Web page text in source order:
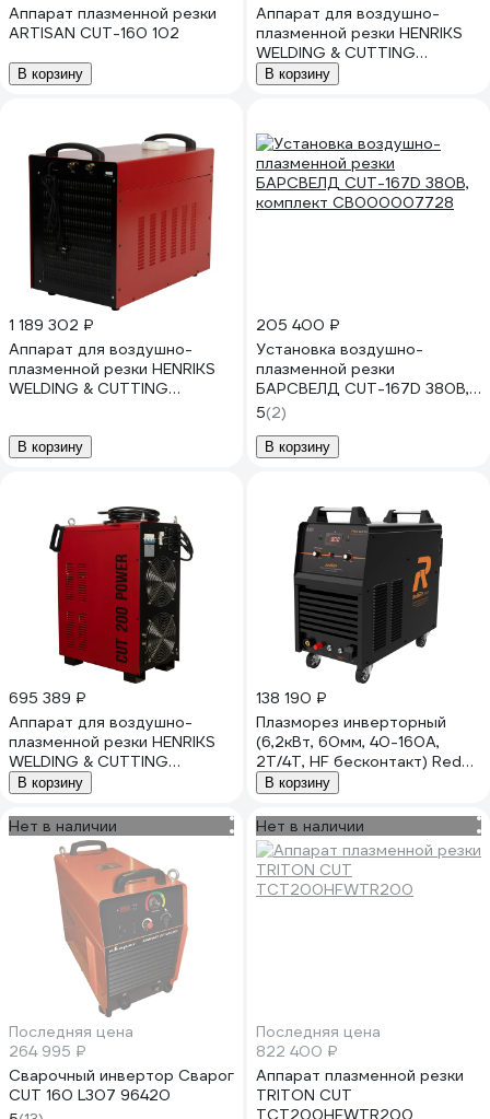
Аппарат плазменной резки
ARTISAN CUT-160 102
В корзину
Аппарат для воздушно-
плазменной резки HENRIKS
WELDING & CUTTING
HENRIKS CUT 200 ULTIMA
плазморез HCUT200U
В корзину
1 189 302 ₽
Аппарат для воздушно-
плазменной резки HENRIKS
WELDING & CUTTING
В корзину
205 400 ₽
Установка воздушно-
плазменной резки
БАРСВЕЛД CUT-167D 380В,
комплект СВ000007728
5(2)
В корзину
695 389 ₽
Аппарат для воздушно-
плазменной резки HENRIKS
WELDING & CUTTING
HENRIKS CUT 200 POWER
плазморез HCUT200P
В корзину
138 190 ₽
Плазморез инверторный
(6,2кВт, 60мм, 40-160А,
2Т/4Т, HF бесконтакт) Redbo
Pro Cut 160 17749
В корзину
Нет в наличии
Последняя цена
264 995 ₽
Сварочный инвертор Сварог
CUT 160 L307 96420
Нет в наличии
Последняя цена
822 400 ₽
Аппарат плазменной резки
TRITON CUT
TCT200HFWTR200